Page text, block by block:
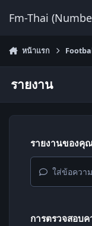
Fm-Thai
หน้าแรก
รายงาน
รายงานของคุ
ใส่ข้อควา
การตรวจสอบ